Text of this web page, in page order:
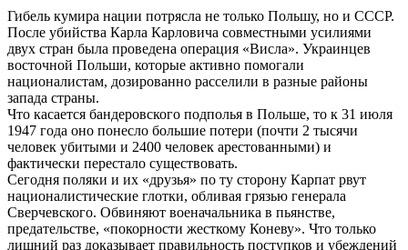
Гибель кумира нации потрясла не только Польшу, но и СССР.
После убийства Карла Карловича совместными усилиями
двух стран была проведена операция «Висла». Украинцев
восточной Польши, которые активно помогали
националистам, дозированно расселили в разные районы
запада страны.
Что касается бандеровского подполья в Польше, то к 31 июля
1947 года оно понесло большие потери (почти 2 тысячи
человек убитыми и 2400 человек арестованными) и
фактически перестало существовать.
Сегодня поляки и их «друзья» по ту сторону Карпат рвут
националистические глотки, обливая грязью генерала
Сверчевского. Обвиняют военачальника в пьянстве,
предательстве, «покорности жесткому Коневу». Что только
лишний раз доказывает правильность поступков и убеждений